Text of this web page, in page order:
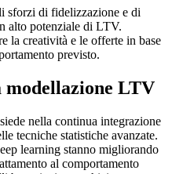
sforzi di fidelizzazione e di
alto potenziale di LTV.
la creatività e le offerte in base
previsto.
modellazione LTV
nella continua integrazione
tecniche statistiche avanzate.
learning stanno migliorando
al comportamento